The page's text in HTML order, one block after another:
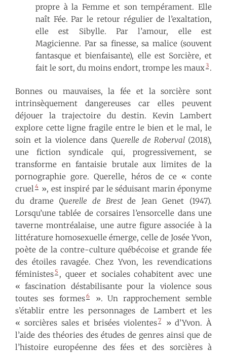
propre à la Femme et son tempérament. Elle
naît Fée. Par le retour régulier de l’exaltation,
elle est Sibylle. Par l’amour, elle est
Magicienne. Par sa finesse, sa malice (souvent
fantasque et bienfaisante), elle est Sorcière, et
fait le sort, du moins endort, trompe les maux3 .
Bonnes ou mauvaises, la fée et la sorcière sont
intrinsèquement dangereuses car elles peuvent
déjouer la trajectoire du destin. Kevin Lambert
explore cette ligne fragile entre le bien et le mal, le
soin et la violence dans Querelle de Roberval (2018),
une fiction syndicale qui, progressivement, se
transforme en fantaisie brutale aux limites de la
pornographie gore. Querelle, héros de ce « conte
cruel4 », est inspiré par le séduisant marin éponyme
du drame Querelle de Brestde Jean Genet (1947).
Lorsqu’une tablée de corsaires l’ensorcelle dans une
taverne montréalaise, une autre figure associée à la
littérature homosexuelle émerge, celle de Josée Yvon,
poète de la contre-culture québécoise et grande fée
des étoiles ravagée. Chez Yvon, les revendications
féministes 5 , queer et sociales cohabitent avec une
« fascination déstabilisante pour la violence sous
toutes ses formes6
». Un rapprochement semble
s’établir entre les personnages de Lambert et les
« sorcières sales et brisées violentes7
» d’Yvon. À
l’aide des théories des études de genres ainsi que de
l’histoire européenne des fées et des sorcières à